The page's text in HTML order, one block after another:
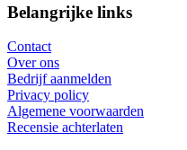
Belangrijke links
Contact
Over ons
Bedrijf aanmelden
Privacy policy
Algemene voorwaarden
Recensie achterlaten